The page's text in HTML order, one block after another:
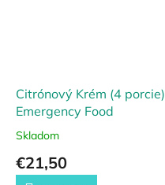
Citrónový Krém (4 porcie)
Emergency Food
Skladom
€21,50